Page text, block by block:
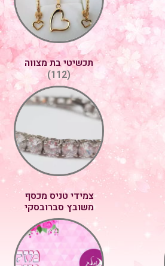
תכשיטי בת מצווה
(112)
צמידי טניס מכסף
משובץ סברובסקי